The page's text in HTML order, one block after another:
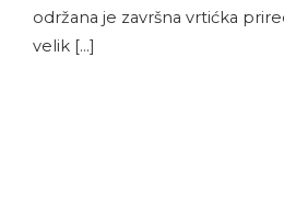
održana je završna vrtićka
velik […]